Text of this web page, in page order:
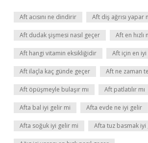
Aft acısını ne dindirir Aft diş ağrısı yapar
Aft dudak şişmesi nasıl geçer Aft en hızlı
Aft hangi vitamin eksikliğidir Aft için en
Aft ilaçla kaç günde geçer Aft ne zaman
Aft öpüşmeyle bulaşır mı Aft patlatılır mı
Afta bal iyi gelir mi Afta evde ne iyi gelir
Afta soğuk iyi gelir mi Afta tuz basmak iyi